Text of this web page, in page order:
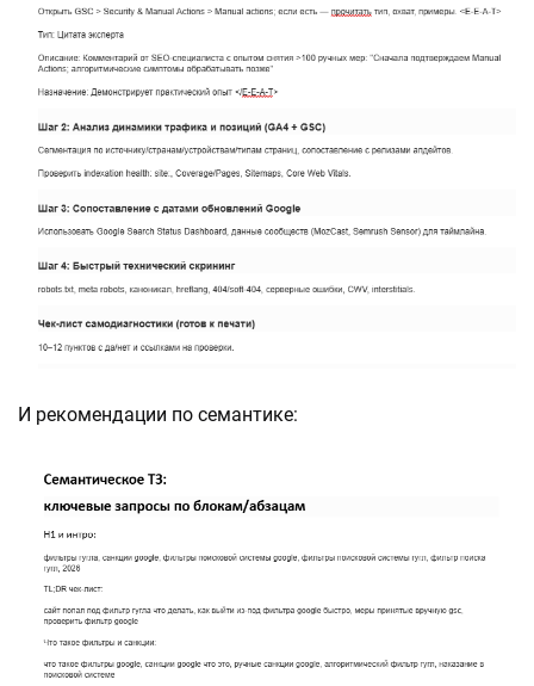
И рекомендации по семантике: